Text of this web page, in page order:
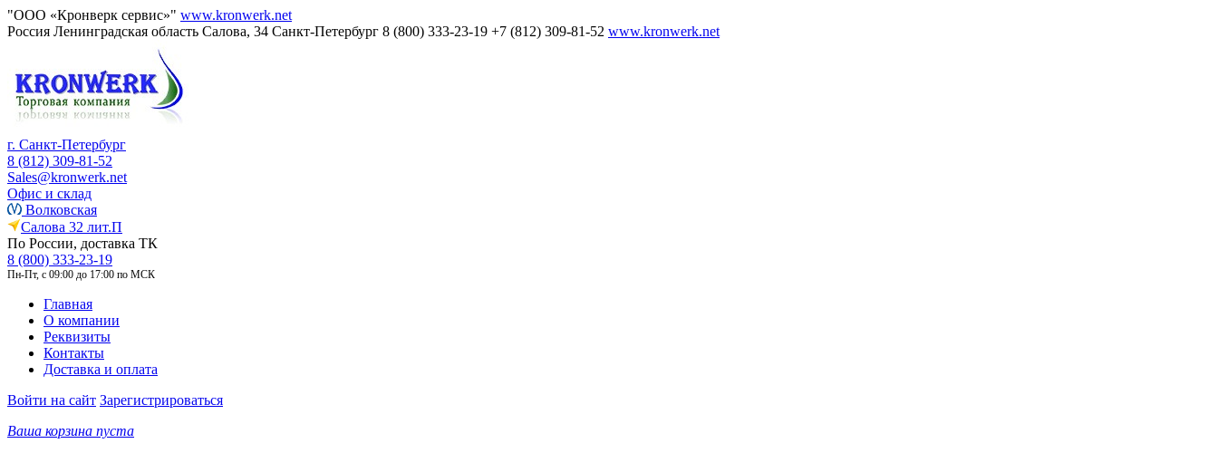
"ООО «Кронверк сервис»" www.kronwerk.net
Россия Ленинградская область Салова, 34 Санкт-Петербург 8 (800) 333-23-19 +7 (812) 309-81-52 www.kronwerk.net
г. Санкт-Петербург
8 (812) 309-81-52
Sales@kronwerk.net
Офис и склад
Волковская
Салова 32 лит.П
По России, доставка ТК
8 (800) 333-23-19
Пн-Пт, с 09:00 до 17:00 по МСК
Главная
О компании
Реквизиты
Контакты
Доставка и оплата
Войти на сайт Зарегистрироваться
Ваша корзина пуста